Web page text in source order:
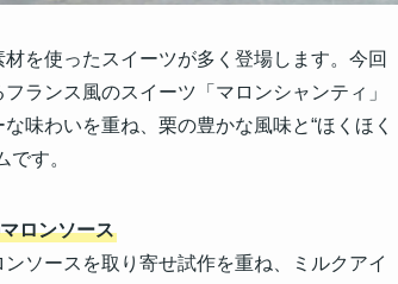
を使ったスイーツが多く登場します。今回
ランス風のスイーツ「マロンシャンティ」
味わいを重ね、栗の豊かな風味と“ほくほく
す。
ロンソース
ソースを取り寄せ試作を重ね、ミルクアイ